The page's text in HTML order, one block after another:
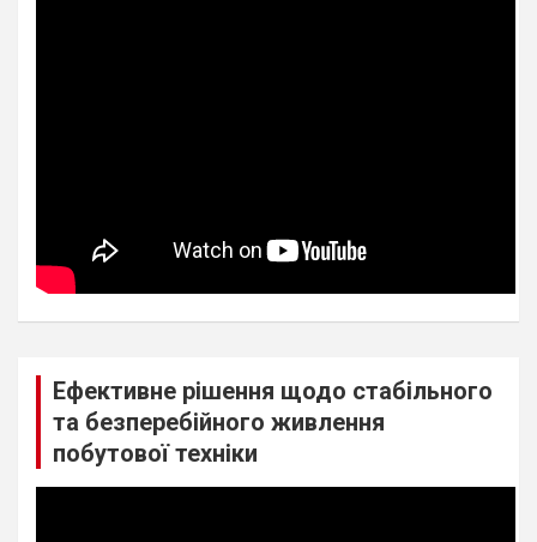
Ефективне рішення щодо стабільного
та безперебійного живлення
побутової техніки